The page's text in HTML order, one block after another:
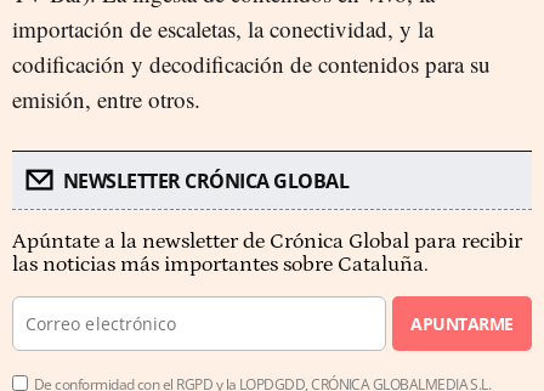
importación de escaletas, la conectividad, y la
codificación y decodificación de contenidos para su
emisión, entre otros.
NEWSLETTER CRÓNICA GLOBAL
Apúntate a la newsletter de Crónica Global para recibir
las noticias más importantes sobre Cataluña.
APUNTARME
De conformidad con el RGPD y la LOPDGDD, CRÓNICA GLOBALMEDIA S.L.